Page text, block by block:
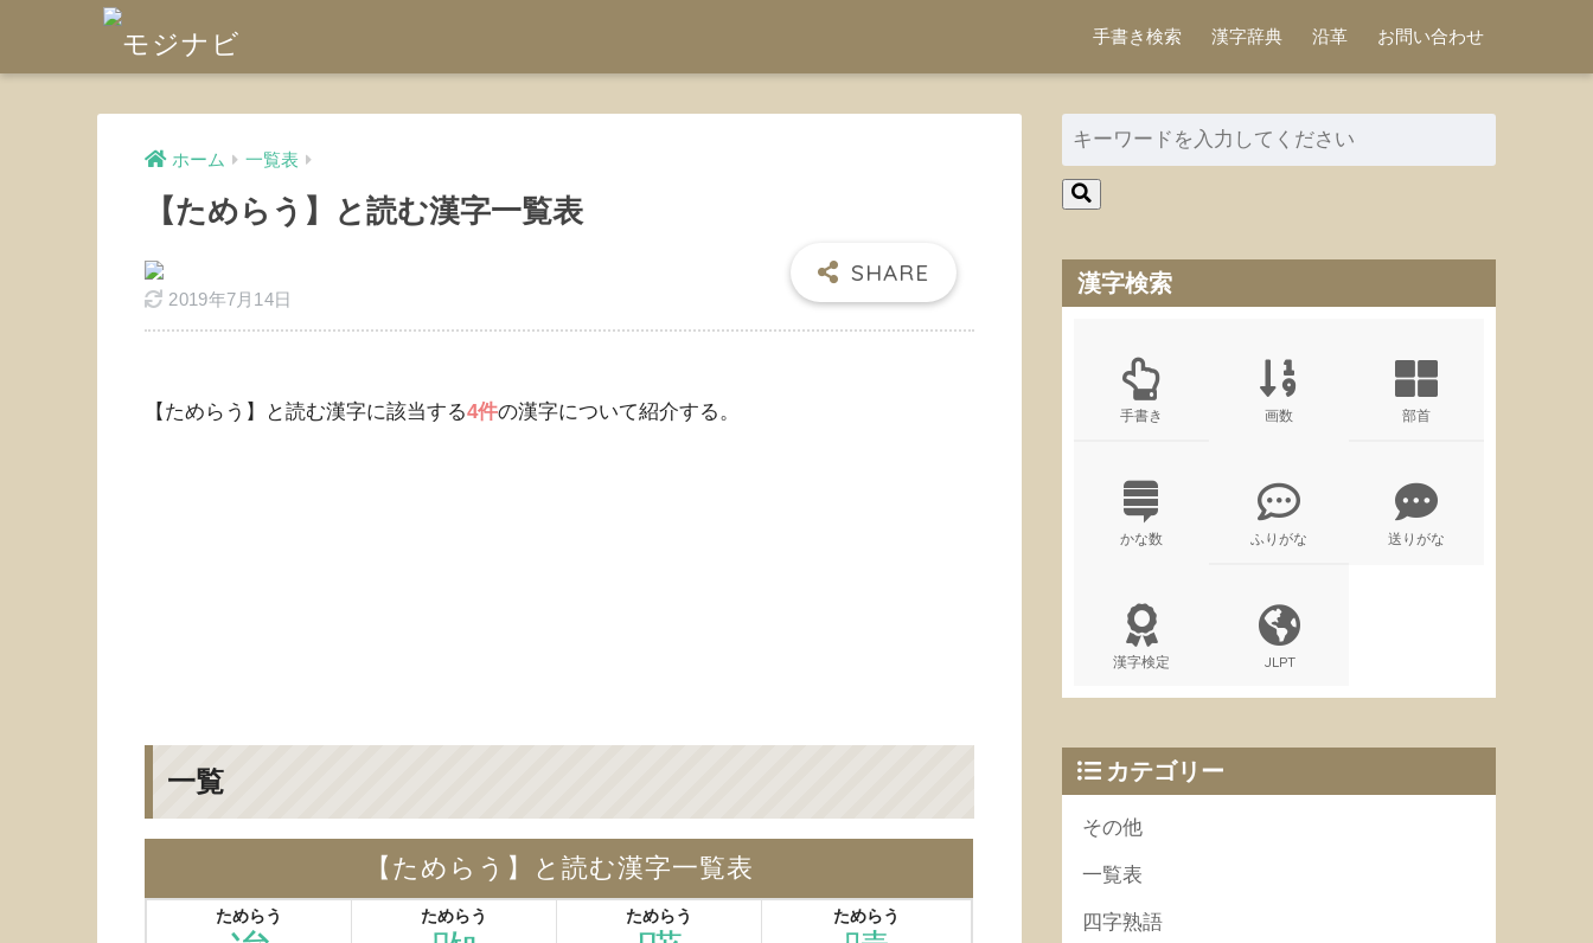
手書き検索 漢字辞典 沿革 お問い合わせ
ホーム 一覧表
【ためらう】と読む漢字一覧表
2019年7月14日
【ためらう】と読む漢字に該当する4件の漢字について紹介する。
一覧
【ためらう】と読む漢字一覧表
ためらう ためらう ためらう ためらう
漢字検索
手書き 画数 部首
かな数 ふりがな 送りがな
漢字検定 JLPT
カテゴリー
その他
一覧表
四字熟語